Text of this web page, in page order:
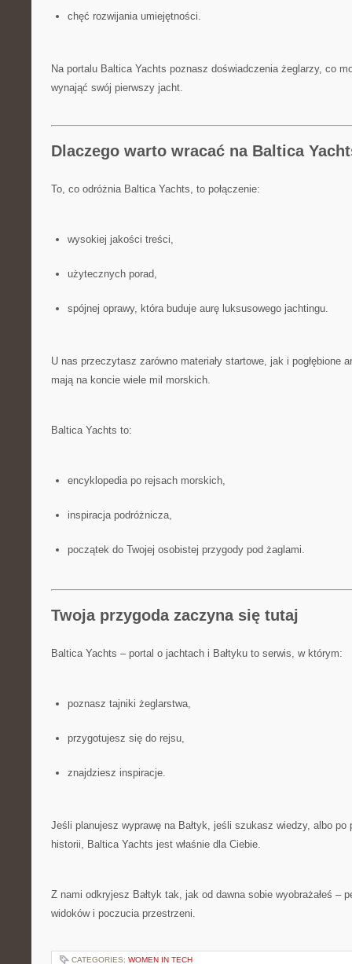
chęć rozwijania umiejętności.
Na portalu Baltica Yachts poznasz doświadczenia żeglarzy, co
wynająć swój pierwszy jacht.
Dlaczego warto wracać na Baltica
To, co odróżnia Baltica Yachts, to połączenie:
wysokiej jakości treści,
użytecznych porad,
spójnej oprawy, która buduje aurę luksusowego jachtingu.
U nas przeczytasz zarówno materiały startowe, jak i pogłębione
mają na koncie wiele mil morskich.
Baltica Yachts to:
encyklopedia po rejsach morskich,
inspiracja podróżnicza,
początek do Twojej osobistej przygody pod żaglami.
Twoja przygoda zaczyna się tutaj
Baltica Yachts – portal o jachtach i Bałtyku to serwis, w którym:
poznasz tajniki żeglarstwa,
przygotujesz się do rejsu,
znajdziesz inspiracje.
Jeśli planujesz wyprawę na Bałtyk, jeśli szukasz wiedzy, albo
historii, Baltica Yachts jest właśnie dla Ciebie.
Z nami odkryjesz Bałtyk tak, jak od dawna sobie wyobrażałeś –
widoków i poczucia przestrzeni.
CATEGORIES: WOMEN IN TECH